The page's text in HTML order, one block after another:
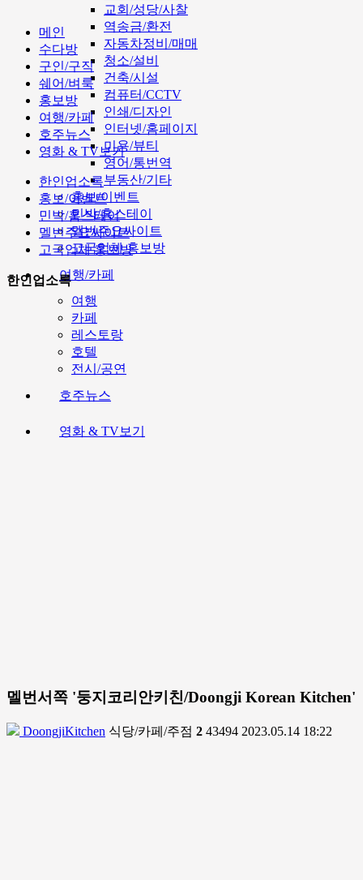
교회/성당/사찰
역송금/환전
자동차정비/매매
청소/설비
건축/시설
컴퓨터/CCTV
인쇄/디자인
인터넷/홈페이지
미용/뷰티
영어/통번역
부동산/기타
홍보/이벤트
민박/홈스테이
멜번주요싸이트
고국업체 홍보방
여행/카페
여행
카페
레스토랑
호텔
전시/공연
호주뉴스
영화 & TV보기
메인
수다방
구인/구직
쉐어/벼룩
홍보방
여행/카페
호주뉴스
영화 & TV보기
한인업소록
홍보/이벤트
민박/홈스테이
멜번주요싸이트
고국업체 홍보방
한인업소록
멜번서쪽 '둥지코리안키친/Doongji Korean Kitchen'
DoongjiKitchen 식당/카페/주점 2 43494 2023.05.14 18:22